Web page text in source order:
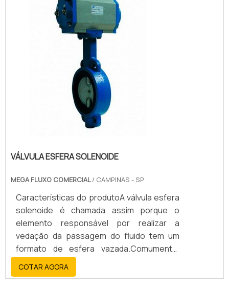
possível realizar a calibração de
instrumentos sem a nece...
VÁLVULA ESFERA SOLENOIDE
MEGA FLUXO COMERCIAL/ CAMPINAS - SP
Características do produtoA válvula esfera
solenoide é chamada assim porque o
elemento responsável por realizar a
vedação da passagem do fluido tem um
formato de esfera vazada.Comumente,
essas válvulas são montadas da seguinte
forma: os tubos são dispostos na
COTAR AGORA